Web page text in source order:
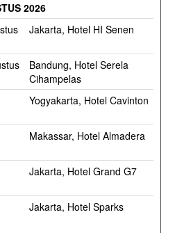
2026
Jakarta, Hotel HI Senen
Bandung, Hotel Serela
Cihampelas
Yogyakarta, Hotel Cavinton
Makassar, Hotel Almadera
Jakarta, Hotel Grand G7
Jakarta, Hotel Sparks